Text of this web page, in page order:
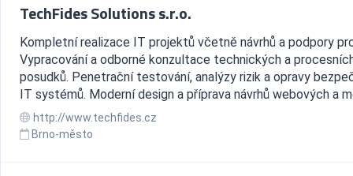
TechFides Solutions s.r.o.
Kompletní realizace IT projektů včetně návrhů a podpory
Vypracování a odborné konzultace technických a
posudků. Penetrační testování, analýzy rizik a opravy
IT systémů. Moderní design a příprava návrhů webových a
http://www.techfides.cz
Brno-město